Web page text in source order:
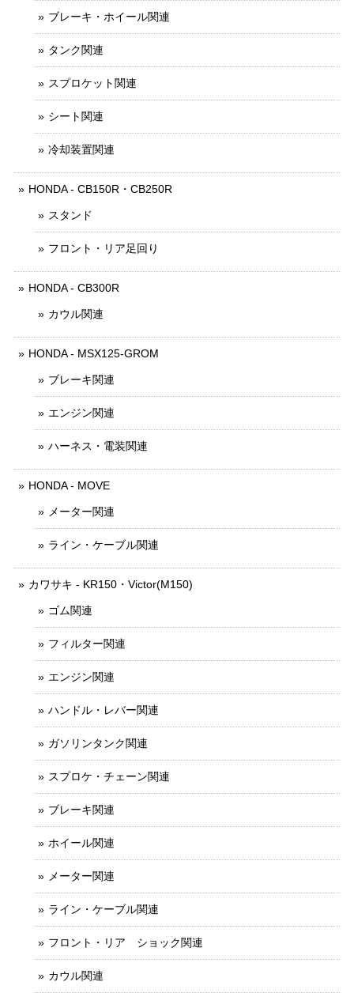
ブレーキ・ホイール関連
タンク関連
スプロケット関連
シート関連
冷却装置関連
HONDA - CB150R・CB250R
スタンド
フロント・リア足回り
HONDA - CB300R
カウル関連
HONDA - MSX125-GROM
ブレーキ関連
エンジン関連
ハーネス・電装関連
HONDA - MOVE
メーター関連
ライン・ケーブル関連
カワサキ - KR150・Victor(M150)
ゴム関連
フィルター関連
エンジン関連
ハンドル・レバー関連
ガソリンタンク関連
スプロケ・チェーン関連
ブレーキ関連
ホイール関連
メーター関連
ライン・ケーブル関連
フロント・リア ショック関連
カウル関連